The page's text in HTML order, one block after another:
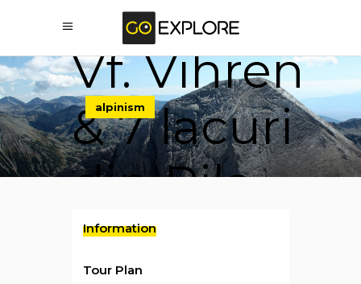
Drumetie
Vf. Vihren
& 7 lacuri
din Rila
(Bulgaria)
alpinism
Information
Tour Plan